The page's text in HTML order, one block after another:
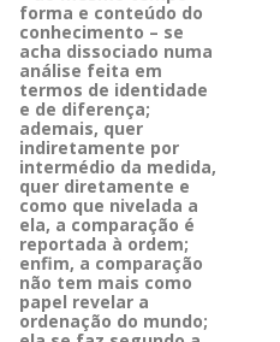
forma e conteúdo do
conhecimento – se
acha dissociado numa
análise feita em
termos de identidade
e de diferença;
ademais, quer
indiretamente por
intermédio da medida,
quer diretamente e
como que nivelada a
ela, a comparação é
reportada à ordem;
enfim, a comparação
não tem mais como
papel revelar a
ordenação do mundo;